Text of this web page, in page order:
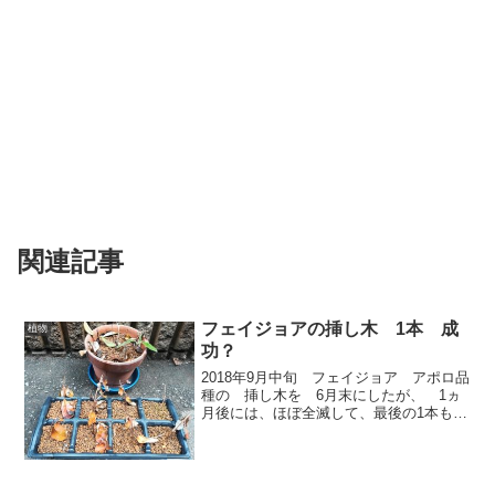
関連記事
植物
フェイジョアの挿し木 1本 成
功？
2018年9月中旬 フェイジョア アポロ品
種の 挿し木を 6月末にしたが、 1ヵ
月後には、ほぼ全滅して、最後の1本も、